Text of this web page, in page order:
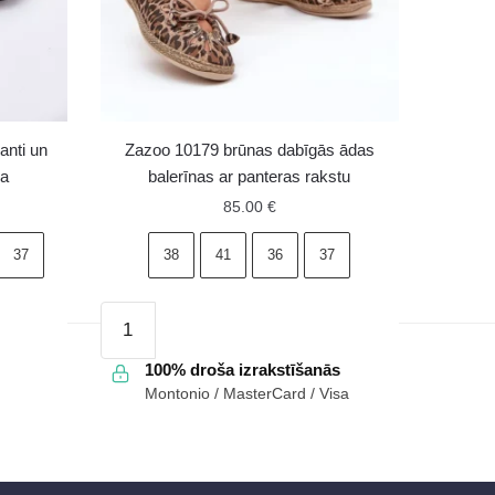
un
37
Zazoo 10179 brūnas dabīgās ādas
balerīnas ar panteras rakstu
85.00 €
38 41 36 37
10179
brūnas
dabīgās
ar
100% droša izrakstīšanās
Montonio / MasterCard / Visa